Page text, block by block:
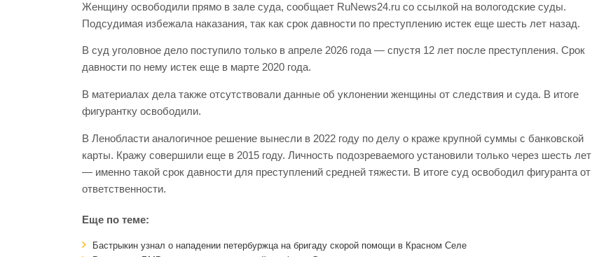
Женщину освободили прямо в зале суда, сообщает RuNews24.ru со ссылкой на вологодские суды.
Подсудимая избежала наказания, так как срок давности по преступлению истек еще шесть лет назад.
В суд уголовное дело поступило только в апреле 2026 года — спустя 12 лет после преступления. Срок
давности по нему истек еще в марте 2020 года.
В материалах дела также отсутствовали данные об уклонении женщины от следствия и суда. В итоге
фигурантку освободили.
В Ленобласти аналогичное решение вынесли в 2022 году по делу о краже крупной суммы с банковской
карты. Кражу совершили еще в 2015 году. Личность подозреваемого установили только через шесть лет
— именно такой срок давности для преступлений средней тяжести. В итоге суд освободил фигуранта от
ответственности.
Еще по теме:
Бастрыкин узнал о нападении петербуржца на бригаду скорой помощи в Красном Селе